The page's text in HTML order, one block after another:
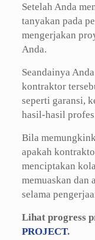
Setelah Anda
tanyakan pada
mengerjakan
Anda.
Seandainya
kontraktor
seperti garansi,
hasil-hasil
Bila
apakah
menciptakan
memuaskan dan
selama
Lihat progress
PROJECT.